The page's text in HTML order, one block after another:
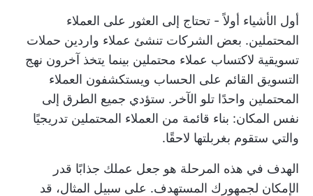
أول الأشياء أولاً - تحتاج إلى العثور على العملاء
المحتملين. بعض الشركات تنشئ عملاء واردين حملات
تسويقية لاكتساب عملاء محتملين بينما يتخذ آخرون نهج
التسويق القائم على الحساب ويستكشفون العملاء
المحتملين واحدًا تلو الآخر. ستؤدي جميع الطرق إلى
نفس المكان: بناء قائمة من العملاء المحتملين تدريجيًا
والتي ستقوم بغربلتها لاحقًا.
الهدف في هذه المرحلة هو جعل عملك جذابًا قدر
الإمكان لجمهورك المستهدف. على سبيل المثال، قد